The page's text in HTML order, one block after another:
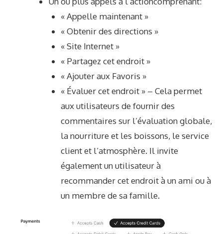
« Appelle maintenant »
« Obtenir des directions »
« Site Internet »
« Partagez cet endroit »
« Ajouter aux Favoris »
« Évaluer cet endroit » – Cela permet
aux utilisateurs de fournir des
commentaires sur l’évaluation globale,
la nourriture et les boissons, le service
client et l’atmosphère. Il invite
également un utilisateur à
recommander cet endroit à un ami ou à
un membre de sa famille.